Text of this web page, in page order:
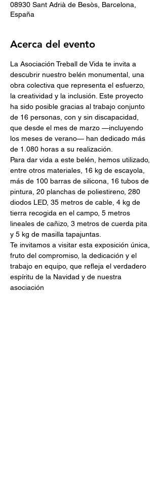
08930 Sant Adrià de Besòs, Barcelona,
España
Acerca del evento
La Asociación Treball de Vida te invita a
descubrir nuestro belén monumental, una
obra colectiva que representa el esfuerzo,
la creatividad y la inclusión. Este proyecto
ha sido posible gracias al trabajo conjunto
de 16 personas, con y sin discapacidad,
que desde el mes de marzo —incluyendo
los meses de verano— han dedicado más
de 1.080 horas a su realización.
Para dar vida a este belén, hemos utilizado,
entre otros materiales, 16 kg de escayola,
más de 100 barras de silicona, 16 tubos de
pintura, 20 planchas de poliestireno, 280
diodos LED, 35 metros de cable, 4 kg de
tierra recogida en el campo, 5 metros
lineales de cañizo, 3 metros de cuerda pita
y 5 kg de masilla tapajuntas.
Te invitamos a visitar esta exposición única,
fruto del compromiso, la dedicación y el
trabajo en equipo, que refleja el verdadero
espíritu de la Navidad y de nuestra
asociación